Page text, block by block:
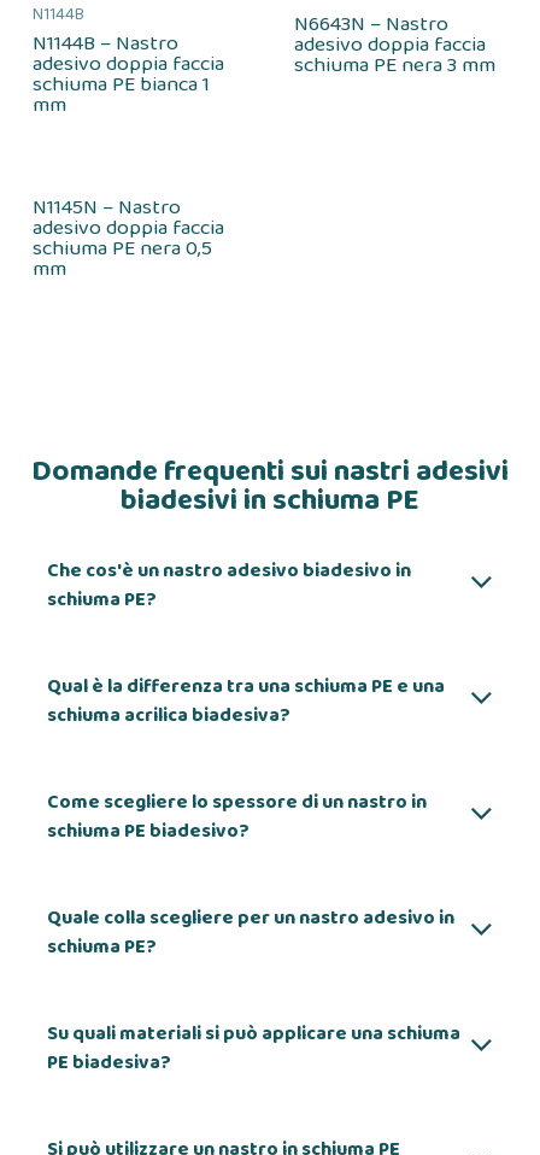
N1144B
N1144B – Nastro
adesivo doppia faccia
schiuma PE bianca 1
mm
N6643N – Nastro
adesivo doppia faccia
schiuma PE nera 3 mm
N1145N – Nastro
adesivo doppia faccia
schiuma PE nera 0,5
mm
Domande frequenti sui nastri adesivi
biadesivi in schiuma PE
Che cos'è un nastro adesivo biadesivo in
schiuma PE?
Qual è la differenza tra una schiuma PE e una
schiuma acrilica biadesiva?
Come scegliere lo spessore di un nastro in
schiuma PE biadesivo?
Quale colla scegliere per un nastro adesivo in
schiuma PE?
Su quali materiali si può applicare una schiuma
PE biadesiva?